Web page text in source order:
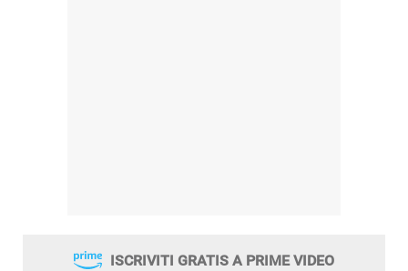
ISCRIVITI GRATIS A PRIME VIDEO